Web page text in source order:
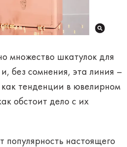
множество шкатулок для
без сомнения, эта линия –
тенденции в ювелирном
обстоит дело с их
настоящего